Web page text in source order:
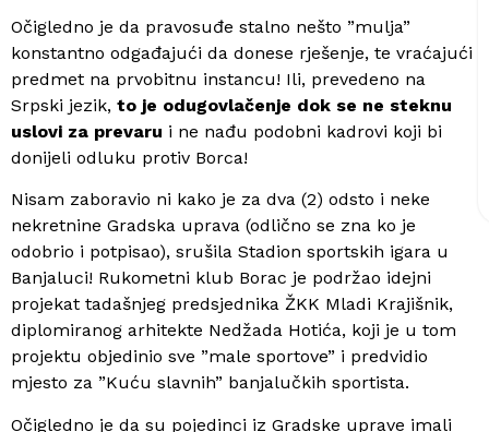
Očigledno je da pravosuđe stalno nešto ”mulja”
konstantno odgađajući da donese rješenje, te vraćajući
predmet na prvobitnu instancu! Ili, prevedeno na
Srpski jezik, to je odugovlačenje dok se ne steknu
uslovi za prevaru i ne nađu podobni kadrovi koji bi
donijeli odluku protiv Borca!
Nisam zaboravio ni kako je za dva (2) odsto i neke
nekretnine Gradska uprava (odlično se zna ko je
odobrio i potpisao), srušila Stadion sportskih igara u
Banjaluci! Rukometni klub Borac je podržao idejni
projekat tadašnjeg predsjednika ŽKK Mladi Krajišnik,
diplomiranog arhitekte Nedžada Hotića, koji je u tom
projektu objedinio sve ”male sportove” i predvidio
mjesto za ”Kuću slavnih” banjalučkih sportista.
Očigledno je da su pojedinci iz Gradske uprave imali